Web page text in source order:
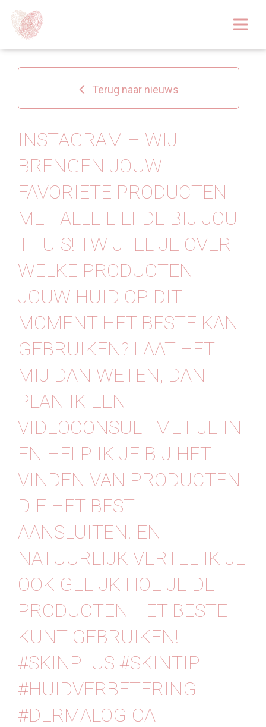
Over
Huidoplossingen
Behandelingen
Tarieven 2026
Blog
Webshop
Contact
Terug naar nieuws
INSTAGRAM – WIJ
BRENGEN JOUW
FAVORIETE PRODUCTEN
MET ALLE LIEFDE BIJ JOU
THUIS! ️⁠⁠TWIJFEL JE OVER
WELKE PRODUCTEN
JOUW HUID OP DIT
MOMENT HET BESTE KAN
GEBRUIKEN? LAAT HET
MIJ DAN WETEN, DAN
PLAN IK EEN
VIDEOCONSULT MET JE IN
EN HELP IK JE BIJ HET
VINDEN VAN PRODUCTEN
DIE HET BEST
AANSLUITEN. EN
NATUURLIJK VERTEL IK JE
OOK GELIJK HOE JE DE
PRODUCTEN HET BESTE
KUNT GEBRUIKEN!
⁠⁠#SKINPLUS #SKINTIP
#HUIDVERBETERING
#DERMALOGICA